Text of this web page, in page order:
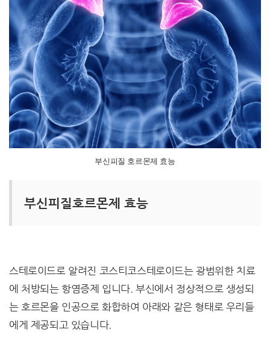
부신피질 호르몬제 효능
부신피질호르몬제 효능
스테로이드로 알려진 코스티코스테로이드는 광범위한 치료
에 처방되는 항염증제 입니다. 부신에서 정상적으로 생성되
는 호르몬을 인공으로 화합하여 아래와 같은 형태로 우리들
에게 제공되고 있습니다.